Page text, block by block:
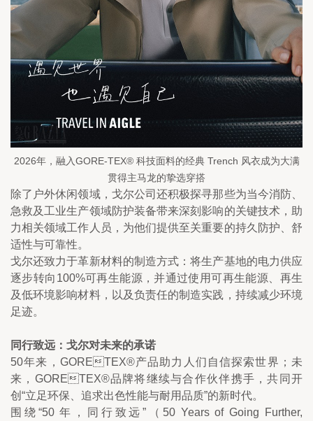
2026年，融入GORE-TEX® 科技面料的经典 Trench 风衣成为大满
贯得主马龙的挚选穿搭
除了户外休闲领域，戈尔公司还积极探寻那些为当今消防、
急救及工业生产领域防护装备带来深刻影响的关键技术，助
力相关领域工作人员，为他们提供至关重要的持久防护、舒
适性与可靠性。
戈尔还致力于革新材料的制造方式：将生产基地的电力供应
逐步转向100%可再生能源，并通过使用可再生能源、再生
及低环境影响材料，以及负责任的制造实践，持续减少环境
足迹。
同行致远：戈尔对未来的承诺
50年来，GORETEX®产品助力人们自信探索世界；未
来，GORETEX®品牌将继续与合作伙伴携手，共同开
创“立足环保、追求出色性能与耐用品质”的新时代。
围绕“50 年，同行致远”（50 Years of Going Further,